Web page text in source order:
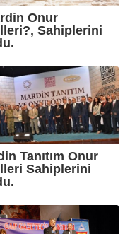
Onur
Sahiplerini
Tanıtım Onur
Sahiplerini